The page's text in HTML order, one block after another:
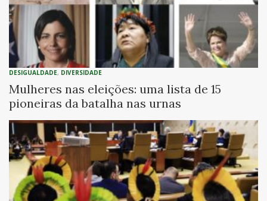
DESIGUALDADE, DIVERSIDADE
Mulheres nas eleições: uma lista de 15
pioneiras da batalha nas urnas